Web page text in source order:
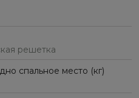
решетка
спальное место (кг)